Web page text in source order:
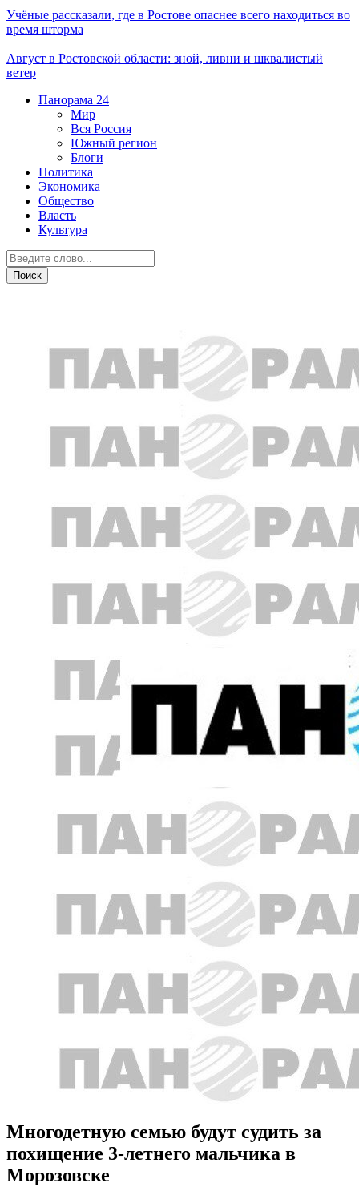
Учёные рассказали, где в Ростове опаснее всего находиться во
время шторма
Август в Ростовской области: зной, ливни и шквалистый
ветер
Панорама 24
Мир
Вся Россия
Южный регион
Блоги
Политика
Экономика
Общество
Власть
Культура
Многодетную семью будут судить за
похищение 3-летнего мальчика в
Морозовске